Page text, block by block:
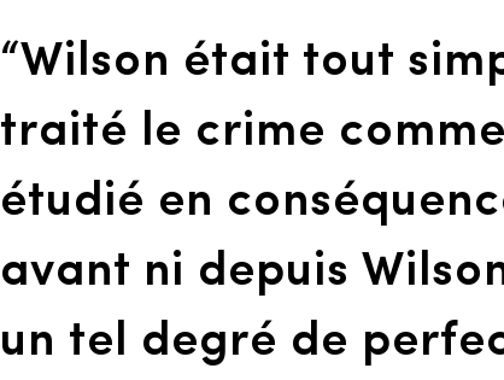
“Wilson était tout
traité le crime
étudié en
avant ni depuis
un tel degré de